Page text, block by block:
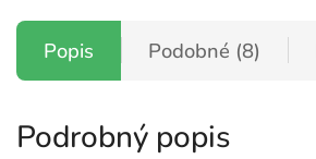
Popis Podobné (8)
Podrobný popis